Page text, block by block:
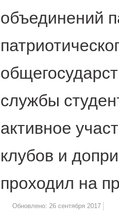
объединений
службы
активное
клубов и
проходил на
Обновлено: 26 сентября 2017